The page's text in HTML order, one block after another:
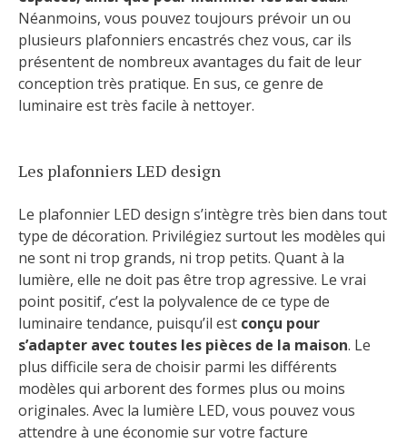
Néanmoins, vous pouvez toujours prévoir un ou
plusieurs plafonniers encastrés chez vous, car ils
présentent de nombreux avantages du fait de leur
conception très pratique. En sus, ce genre de
luminaire est très facile à nettoyer.
Les plafonniers LED design
Le plafonnier LED design s’intègre très bien dans tout
type de décoration. Privilégiez surtout les modèles qui
ne sont ni trop grands, ni trop petits. Quant à la
lumière, elle ne doit pas être trop agressive. Le vrai
point positif, c’est la polyvalence de ce type de
luminaire tendance, puisqu’il est conçu pour
s’adapter avec toutes les pièces de la maison. Le
plus difficile sera de choisir parmi les différents
modèles qui arborent des formes plus ou moins
originales. Avec la lumière LED, vous pouvez vous
attendre à une économie sur votre facture